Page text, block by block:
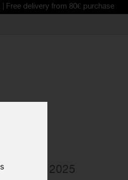
from 80€ purchase
/ ESL 2025